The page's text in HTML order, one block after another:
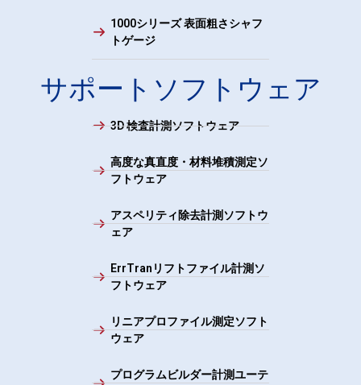
1000シリーズ 表面粗さシャフ
トゲージ
サポートソフトウェア
3D 検査計測ソフトウェア
高度な真直度・材料堆積測定ソ
フトウェア
アスペリティ除去計測ソフトウ
ェア
ErrTranリフトファイル計測ソ
フトウェア
リニアプロファイル測定ソフト
ウェア
プログラムビルダー計測ユーテ